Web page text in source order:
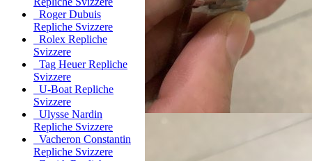
Roger Dubuis
Repliche Svizzere
Rolex Repliche
Svizzere
Tag Heuer Repliche
Svizzere
U-Boat Repliche
Svizzere
Ulysse Nardin
Repliche Svizzere
Vacheron Constantin
Repliche Svizzere